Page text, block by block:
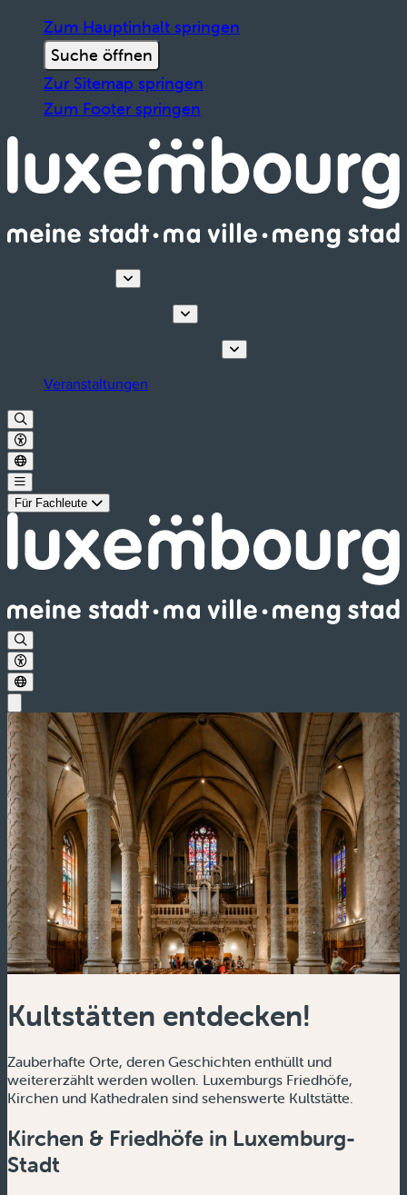
Zum Hauptinhalt springen
Suche öffnen
Zur Sitemap springen
Zum Footer springen
Veranstaltungen
Für Fachleute
Kultstätten entdecken!
Zauberhafte Orte, deren Geschichten enthüllt und
weitererzählt werden wollen. Luxemburgs Friedhöfe,
Kirchen und Kathedralen sind sehenswerte Kultstätte.
Kirchen & Friedhöfe in Luxemburg-
Stadt